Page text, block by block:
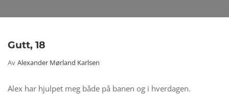
Gutt, 18
Av Alexander Mørland Karlsen
Alex har hjulpet meg både på banen og i hverdagen.